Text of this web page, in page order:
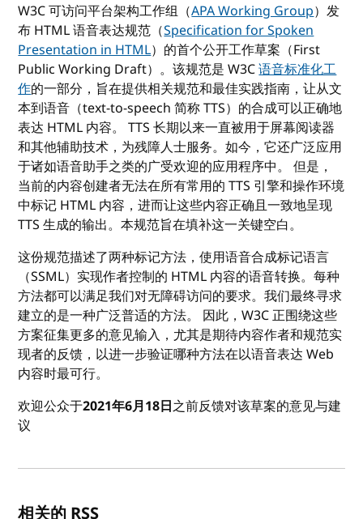
W3C 可访问平台架构工作组（APA Working Group）发
布 HTML 语音表达规范（Specification for Spoken
Presentation in HTML）的首个公开工作草案（First
Public Working Draft）。该规范是 W3C语音标准化工
作的一部分，旨在提供相关规范和最佳实践指南，让从文
本到语音（text-to-speech 简称 TTS）的合成可以正确地
表达 HTML 内容。 TTS 长期以来一直被用于屏幕阅读器
和其他辅助技术，为残障人士服务。如今，它还广泛应用
于诸如语音助手之类的广受欢迎的应用程序中。 但是，
当前的内容创建者无法在所有常用的 TTS 引擎和操作环境
中标记 HTML 内容，进而让这些内容正确且一致地呈现
TTS 生成的输出。本规范旨在填补这一关键空白。
这份规范描述了两种标记方法，使用语音合成标记语言
（SSML）实现作者控制的 HTML 内容的语音转换。每种
方法都可以满足我们对无障碍访问的要求。我们最终寻求
建立的是一种广泛普适的方法。 因此，W3C 正围绕这些
方案征集更多的意见输入，尤其是期待内容作者和规范实
现者的反馈，以进一步验证哪种方法在以语音表达 Web
内容时最可行。
欢迎公众于2021年6月18日之前反馈对该草案的意见与建
议
相关的 RSS